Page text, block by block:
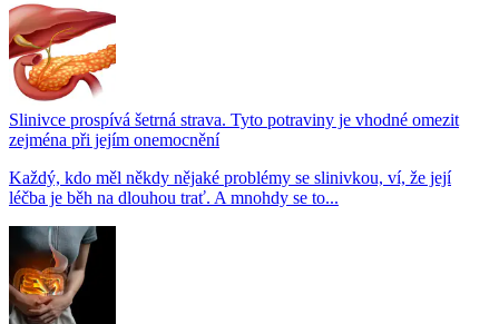
Slinivce prospívá šetrná strava. Tyto potraviny je vhodné omezit
zejména při jejím onemocnění
Každý, kdo měl někdy nějaké problémy se slinivkou, ví, že její
léčba je běh na dlouhou trať. A mnohdy se to...